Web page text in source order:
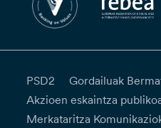
PSD2
Gordailuak
Akzioen eskaintza
Merkataritza